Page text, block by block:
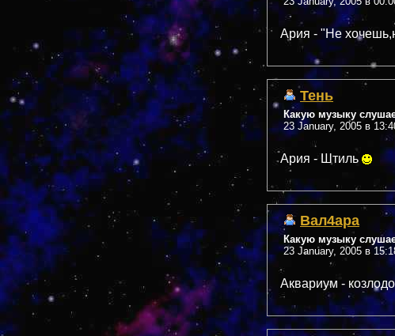
Ария - "Не
Тень
Какую музыку
23 January, 2005 в
Ария - Штиль
Вал4ара
Какую музыку
23 January, 2005 в
Аквариум -